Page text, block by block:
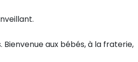
aux bébés, à la fraterie,